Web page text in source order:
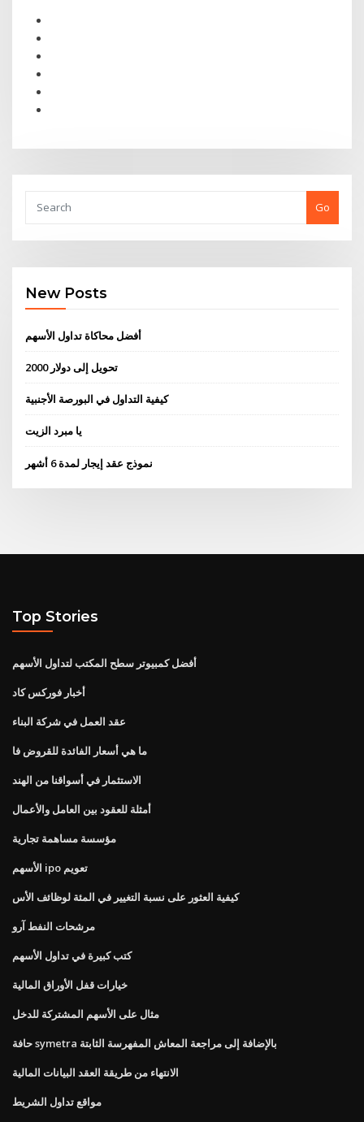
Go
New Posts
أفضل محاكاة تداول الأسهم
2000 تحويل إلى دولار
كيفية التداول في البورصة الأجنبية
يا مبرد الزيت
نموذج عقد إيجار لمدة 6 أشهر
Top Stories
أفضل كمبيوتر سطح المكتب لتداول الأسهم
أخبار فوركس كاد
عقد العمل في شركة البناء
ما هي أسعار الفائدة للقروض فا
الاستثمار في أسواقنا من الهند
أمثلة للعقود بين العامل والأعمال
مؤسسة مساهمة تجارية
الأسهم ipo تعويم
كيفية العثور على نسبة التغيير في المئة لوظائف الأس
مرشحات النفط آرو
كتب كبيرة في تداول الأسهم
خيارات قفل الأوراق المالية
مثال على الأسهم المشتركة للدخل
حافة symetra بالإضافة إلى مراجعة المعاش المفهرسة الثابتة
الانتهاء من طريقة العقد البيانات المالية
مواقع تداول الشريط